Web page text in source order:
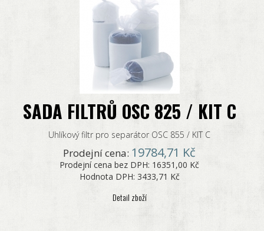
SADA FILTRŮ OSC 825 / KIT C
Uhlíkový filtr pro separátor OSC 855 / KIT C
Prodejní cena: 19784,71 Kč
Prodejní cena bez DPH: 16351,00 Kč
Hodnota DPH: 3433,71 Kč
Detail zboží